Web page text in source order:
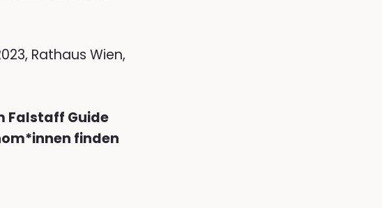
Rathaus Wien,
Falstaff Guide
finden